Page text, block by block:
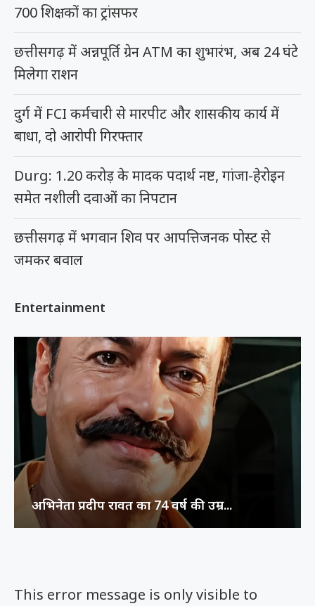
This error message is only visible to
700 शिक्षकों का ट्रांसफर
छत्तीसगढ़ में अन्नपूर्ति ग्रेन ATM का शुभारंभ, अब 24 घंटे
मिलेगा राशन
दुर्ग में FCI कर्मचारी से मारपीट और शासकीय कार्य में
बाधा, दो आरोपी गिरफ्तार
Durg: 1.20 करोड़ के मादक पदार्थ नष्ट, गांजा-हेरोइन
समेत नशीली दवाओं का निपटान
छत्तीसगढ़ में भगवान शिव पर आपत्तिजनक पोस्ट से
जमकर बवाल
Entertainment
अभिनेता प्रदीप रावत का 74 वर्ष की उम्र...